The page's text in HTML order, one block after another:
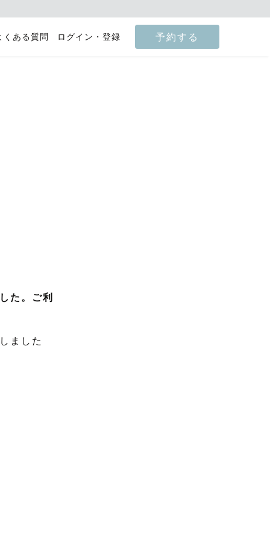
くある質問 ログイン・登録 予約する
た。ご利
ました